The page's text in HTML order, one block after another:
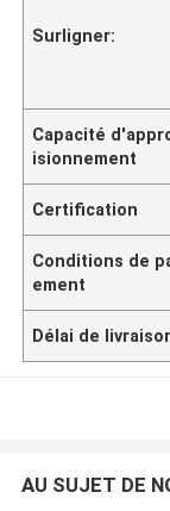
Surligner:
Capacité
isionnement
Certification
Conditions de
ement
Délai de
AU SUJET DE